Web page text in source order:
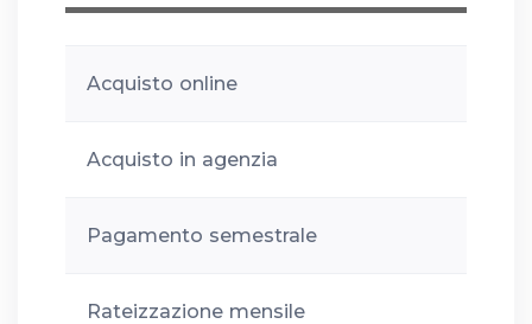
Acquisto online
Acquisto in agenzia
Pagamento semestrale
Rateizzazione mensile